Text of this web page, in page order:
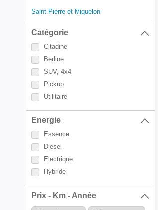
Saint-Pierre et Miquelon
Catégorie
Citadine
Berline
SUV, 4x4
Pickup
Utilitaire
Energie
Essence
Diesel
Electrique
Hybride
Prix - Km - Année